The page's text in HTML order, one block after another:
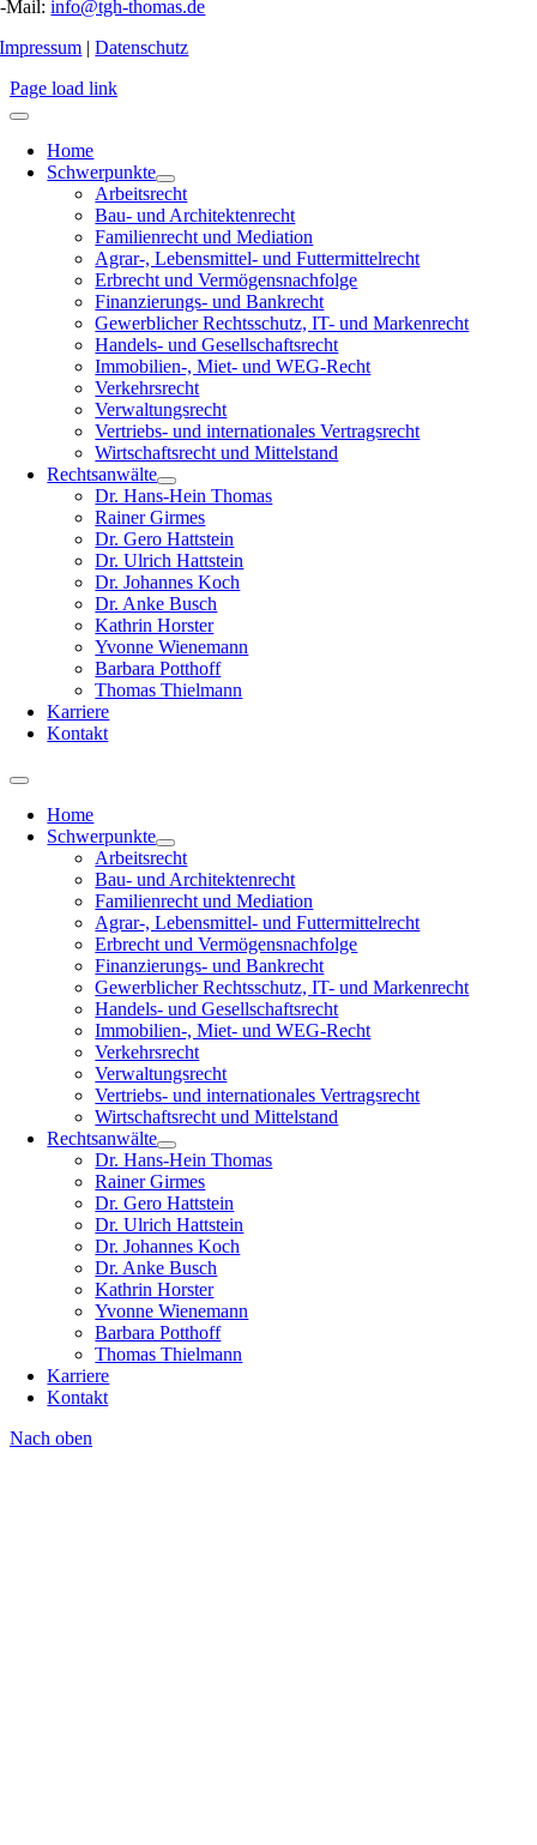
Mail:info@tgh-thomas.de
Impressum |Datenschutz
Page load link
Home
Schwerpunkte
Arbeitsrecht
Bau- und Architektenrecht
Familienrecht und Mediation
Agrar-, Lebensmittel- und Futtermittelrecht
Erbrecht und Vermögensnachfolge
Finanzierungs- und Bankrecht
Gewerblicher Rechtsschutz, IT- und Markenrecht
Handels- und Gesellschaftsrecht
Immobilien-, Miet- und WEG-Recht
Verkehrsrecht
Verwaltungsrecht
Vertriebs- und internationales Vertragsrecht
Wirtschaftsrecht und Mittelstand
Rechtsanwälte
Dr. Hans-Hein Thomas
Rainer Girmes
Dr. Gero Hattstein
Dr. Ulrich Hattstein
Dr. Johannes Koch
Dr. Anke Busch
Kathrin Horster
Yvonne Wienemann
Barbara Potthoff
Thomas Thielmann
Karriere
Kontakt
Home
Schwerpunkte
Arbeitsrecht
Bau- und Architektenrecht
Familienrecht und Mediation
Agrar-, Lebensmittel- und Futtermittelrecht
Erbrecht und Vermögensnachfolge
Finanzierungs- und Bankrecht
Gewerblicher Rechtsschutz, IT- und Markenrecht
Handels- und Gesellschaftsrecht
Immobilien-, Miet- und WEG-Recht
Verkehrsrecht
Verwaltungsrecht
Vertriebs- und internationales Vertragsrecht
Wirtschaftsrecht und Mittelstand
Rechtsanwälte
Dr. Hans-Hein Thomas
Rainer Girmes
Dr. Gero Hattstein
Dr. Ulrich Hattstein
Dr. Johannes Koch
Dr. Anke Busch
Kathrin Horster
Yvonne Wienemann
Barbara Potthoff
Thomas Thielmann
Karriere
Kontakt
Nach oben